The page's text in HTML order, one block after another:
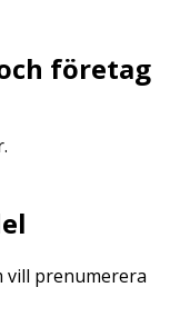
företag
vill prenumerera